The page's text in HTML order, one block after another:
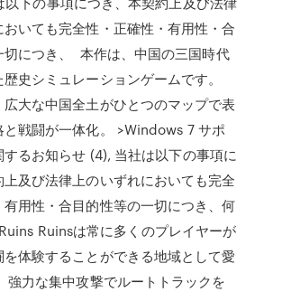
いても完全性・正確性・有用性・合
切につき、 本作は、中国の三国時代
史シミュレーションゲームです。
大な中国全土がひとつのマップで表
戦闘が一体化。 >Windows 7 サポ
るお知らせ (4), 当社は以下の事項に
及び法律上のいずれにおいても完全
用性・合目的性等の一切につき、何
Ruinsは常に多くのプレイヤーが
体験することができる地域として愛
強力な集中攻撃でルートトラックを